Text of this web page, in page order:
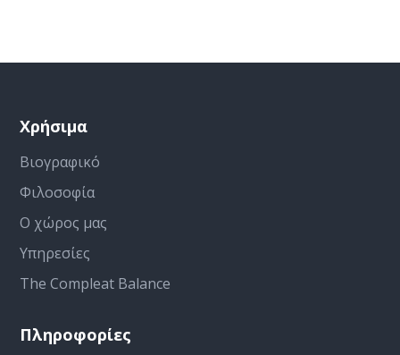
Χρήσιμα
Βιογραφικό
Φιλοσοφία
Ο χώρος μας
Υπηρεσίες
The Compleat Balance
Πληροφορίες